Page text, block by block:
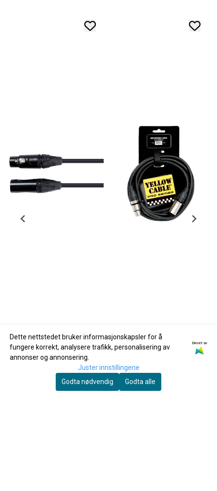
AMP
AMP PM-4/25
Mikrofonkabel XLR
Yellow Cable
PROM03X
Mikrofonkabel XLR
535,-
Dette nettstedet bruker informasjonskapsler for å
fungere korrekt, analysere trafikk, personalisering av
annonser og annonsering.
Drevet av
Juster innstillingene
Godta nødvendig
Godta alle